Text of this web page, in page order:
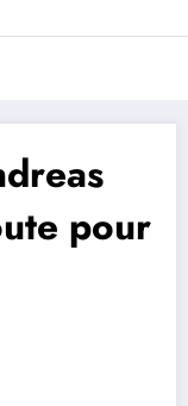
du football
pour